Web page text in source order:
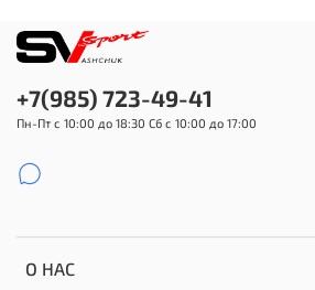
О НАС
+7(985) 723-49-41
Пн-Пт с 10:00 до 18:30 Сб с 10:00 до 17:00